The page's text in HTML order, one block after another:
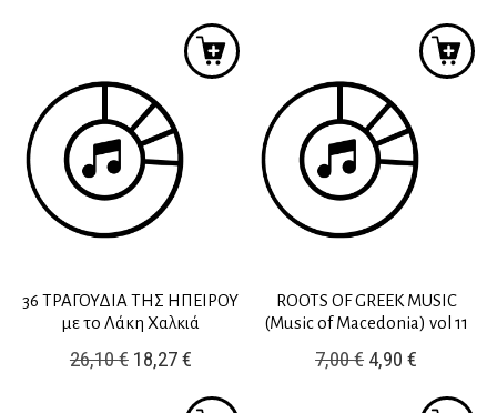
10,00 €.
τιμή
είναι:
7,00 €.
36 ΤΡΑΓΟΥΔΙΑ ΤΗΣ ΗΠΕΙΡΟΥ
με το Λάκη Χαλκιά
26,10€ Original
18,27€Η
ROOTS OF GREEK MUSIC
(Music of Macedonia) vol 11
7,00€ Original
4,90€